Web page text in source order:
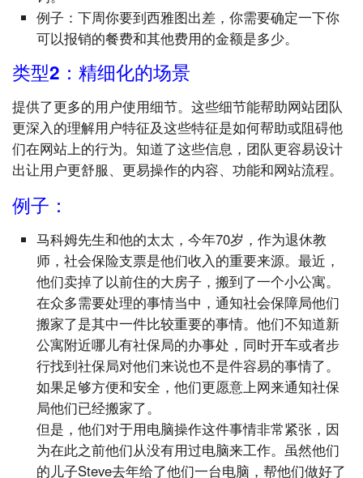
例子：下周你要到西雅图出差，你需要确定一下你
可以报销的餐费和其他费用的金额是多少。
类型2：精细化的场景
提供了更多的用户使用细节。这些细节能帮助网站团队
更深入的理解用户特征及这些特征是如何帮助或阻碍他
们在网站上的行为。知道了这些信息，团队更容易设计
出让用户更舒服、更易操作的内容、功能和网站流程。
例子：
马科姆先生和他的太太，今年70岁，作为退休教
师，社会保险支票是他们收入的重要来源。最近，
他们卖掉了以前住的大房子，搬到了一个小公寓。
在众多需要处理的事情当中，通知社会保障局他们
搬家了是其中一件比较重要的事情。他们不知道新
公寓附近哪儿有社保局的办事处，同时开车或者步
行找到社保局对他们来说也不是件容易的事情了。
如果足够方便和安全，他们更愿意上网来通知社保
局他们已经搬家了。
但是，他们对于用电脑操作这件事情非常紧张，因
为在此之前他们从没有用过电脑来工作。虽然他们
的儿子Steve去年给了他们一台电脑，帮他们做好了